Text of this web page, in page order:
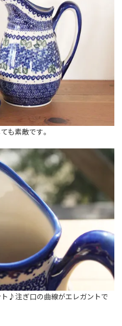
も素敵です。
♪注ぎ口の曲線がエレガントで